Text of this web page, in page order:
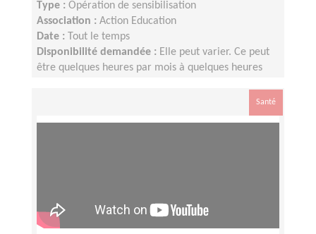
Type : Opération de sensibilisation
Association : Action Education
Date :
Tout le temps
Disponibilité demandée : Elle peut varier. Ce peut
être quelques heures par mois à quelques heures
Santé